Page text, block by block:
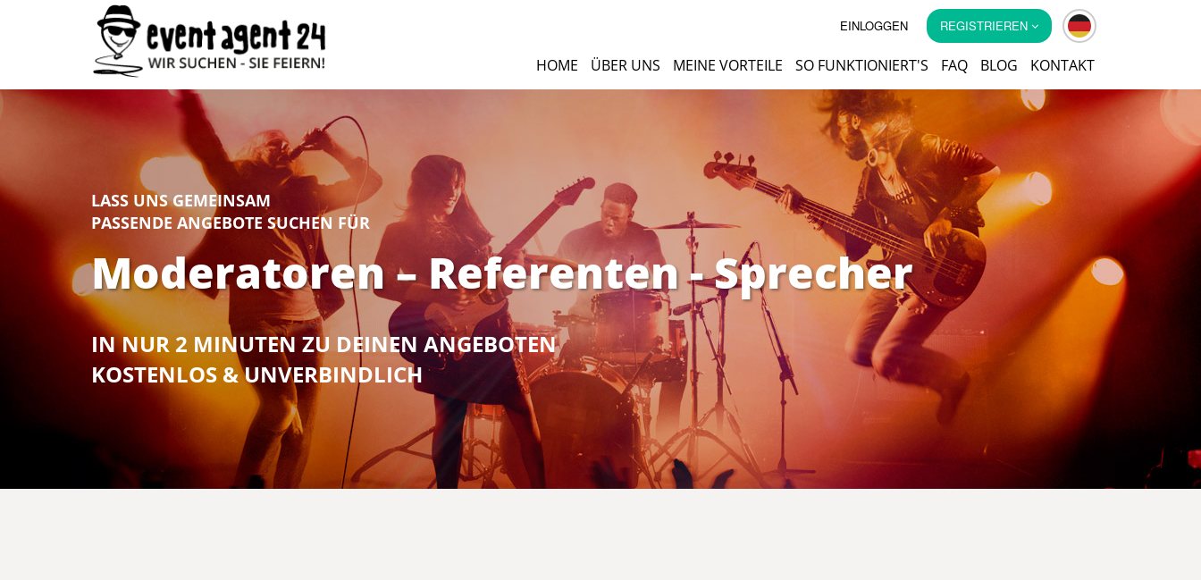
EINLOGGEN REGISTRIEREN
HOME ÜBER UNS MEINE VORTEILE SO FUNKTIONIERT'S FAQ BLOG KONTAKT
LASS UNS GEMEINSAM
PASSENDE ANGEBOTE SUCHEN FÜR
Moderatoren – Referenten - Sprecher
IN NUR 2 MINUTEN ZU DEINEN ANGEBOTEN
KOSTENLOS & UNVERBINDLICH